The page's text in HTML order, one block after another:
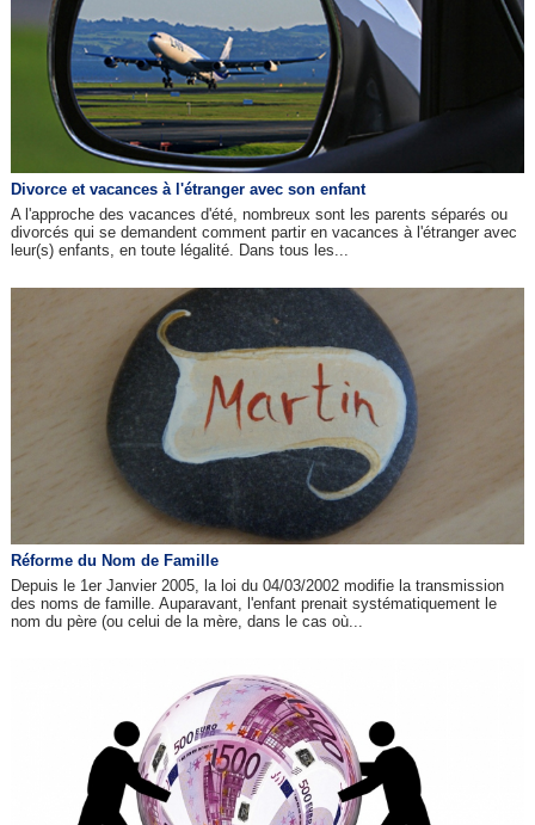
Divorce et vacances à l'étranger avec son enfant
A l'approche des vacances d'été, nombreux sont les parents séparés ou
divorcés qui se demandent comment partir en vacances à l'étranger avec
leur(s) enfants, en toute légalité. Dans tous les...
Réforme du Nom de Famille
Depuis le 1er Janvier 2005, la loi du 04/03/2002 modifie la transmission
des noms de famille. Auparavant, l'enfant prenait systématiquement le
nom du père (ou celui de la mère, dans le cas où...